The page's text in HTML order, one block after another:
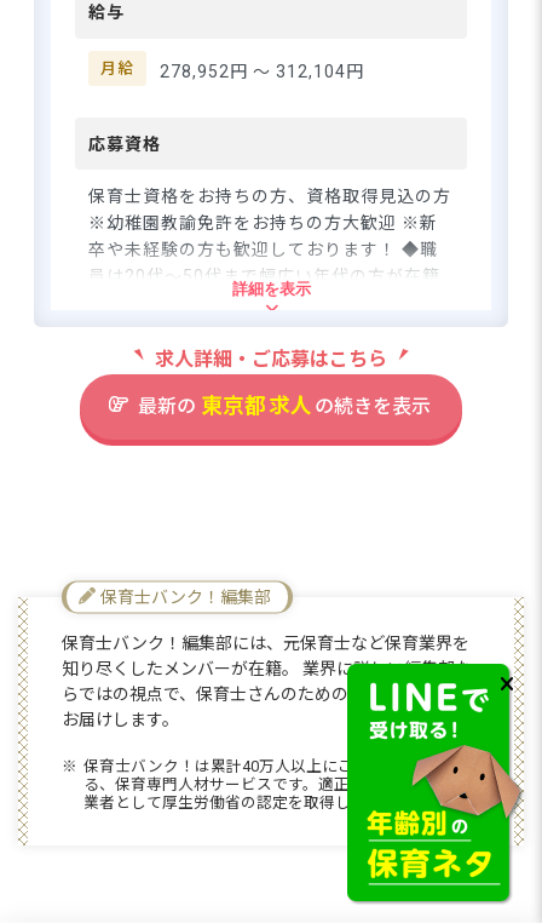
希望に合う求人の
紹介を受ける
地！近隣には公園があります
遠足や園外保育を行なうこと
もあります。
給与
月給 278,952円 〜312,104円
応募資格
保育士資格をお持ちの方、資格取得見込の方
※幼稚園教諭免許をお持ちの方大歓迎 ※新
卒や未経験の方も歓迎しております！ ◆職
員は20代～50代まで幅広い年代の方が在籍
しています。職員同士で積極的にコミュニケ
ーションを取っているので、自分の意見が言
いやすい雰囲気です。
借り上げ社宅・住宅手当あり！最
寄り駅から徒歩3分なので利便性は
詳細を表示
求人詳細・ご応募はこちら
最新の 東京都 求人 の続きを表示
保育士バンク！編集部
保育士バンク！編集部には、元保育士など保育業界を
知り尽くしたメンバーが在籍。 業界に詳しい編集部な
らではの視点で、保育士さんのためのお役立ち情報を
お届けします。
保育士バンク！は累計40万人以上にご利用いただいてい
る、保育専門人材サービスです。適正な有料職業紹介事
業者として厚生労働省の認定を取得しています。